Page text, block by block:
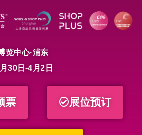
览中心·浦东
30日-4月2日
票 展位预订